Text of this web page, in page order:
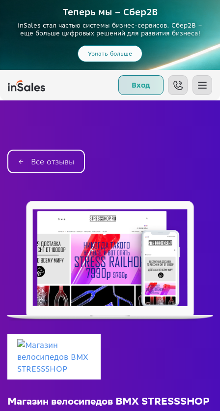
Теперь мы – Сбер2B
inSales стал частью системы бизнес-сервисов. Сбер2В –
еще больше цифровых решений для развития бизнеса!
Узнать больше
Вход
← Все отзывы
Магазин велосипедов BMX STRESSSHOP